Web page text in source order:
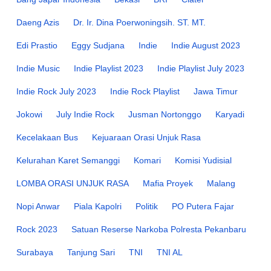
Daeng Azis Dr. Ir. Dina Poerwoningsih. ST. MT.
Edi Prastio Eggy Sudjana Indie Indie August 2023
Indie Music Indie Playlist 2023 Indie Playlist July 2023
Indie Rock July 2023 Indie Rock Playlist Jawa Timur
Jokowi July Indie Rock Jusman Nortonggo Karyadi
Kecelakaan Bus Kejuaraan Orasi Unjuk Rasa
Kelurahan Karet Semanggi Komari Komisi Yudisial
LOMBA ORASI UNJUK RASA Mafia Proyek Malang
Nopi Anwar Piala Kapolri Politik PO Putera Fajar
Rock 2023 Satuan Reserse Narkoba Polresta Pekanbaru
Surabaya Tanjung Sari TNI TNI AL